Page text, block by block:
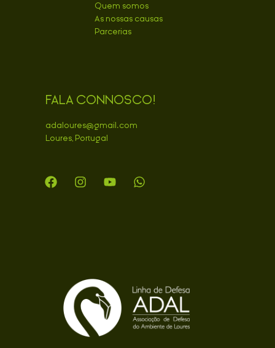
Quem somos
As nossas causas
Parcerias
FALA CONNOSCO!
adaloures@gmail.com
Loures, Portugal